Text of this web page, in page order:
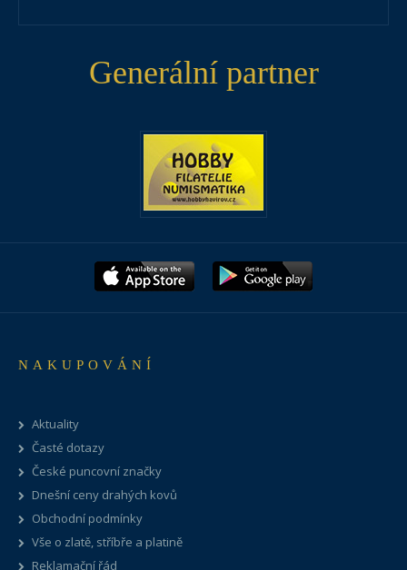
Generální partner
NAKUPOVÁNÍ
Aktuality
Časté dotazy
České puncovní značky
Dnešní ceny drahých kovů
Obchodní podmínky
Vše o zlatě, stříbře a platině
Reklamační řád